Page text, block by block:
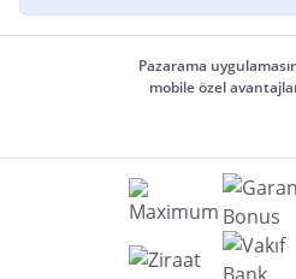
Pazarama
mobile özel